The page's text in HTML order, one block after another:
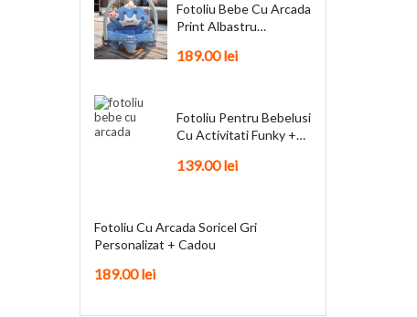
Fotoliu Bebe Cu Arcada
Print Albastru
189.00lei
Fotoliu Pentru Bebelusi
Cu Activitati Funky +
139.00lei
Fotoliu Cu Arcada Soricel Gri
Personalizat + Cadou
189.00lei